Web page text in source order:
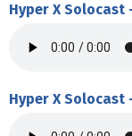
Hyper X Solocast
Hyper X Solocast